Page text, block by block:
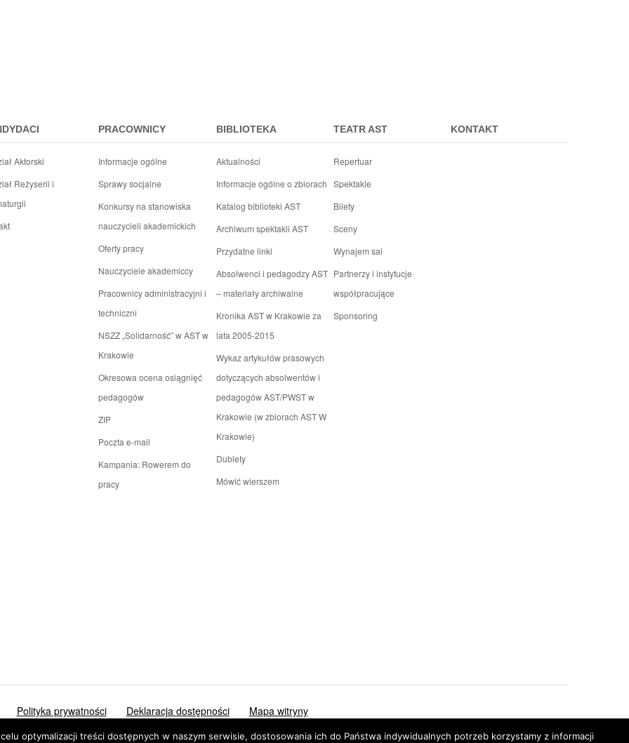
celu optymalizacji treści dostępnych w naszym serwisie, dostosowania ich do Państwa indywidualnych potrzeb korzystamy z informacji
Aktorski
Reżyserii i
PRACOWNICY
Informacje ogólne
Sprawy socjalne
Konkursy na stanowiska
nauczycieli akademickich
Oferty pracy
Nauczyciele akademiccy
Pracownicy administracyjni i
techniczni
NSZZ „Solidarność” w AST w
Krakowie
Okresowa ocena osiągnięć
pedagogów
ZIP
Poczta e-mail
Kampania: Rowerem do
pracy
BIBLIOTEKA
Aktualności
Informacje ogólne o zbiorach
Katalog biblioteki AST
Archiwum spektakli AST
Przydatne linki
Absolwenci i pedagodzy AST
– materiały archiwalne
Kronika AST w Krakowie za
lata 2005-2015
Wykaz artykułów prasowych
dotyczących absolwentów i
pedagogów AST/PWST w
Krakowie (w zbiorach AST W
Krakowie)
Dublety
Mówić wierszem
TEATR AST
Repertuar
Spektakle
Bilety
Sceny
Wynajem sal
Partnerzy i instytucje
współpracujące
Sponsoring
KONTAKT
Polityka prywatności Deklaracja dostępności Mapa witryny